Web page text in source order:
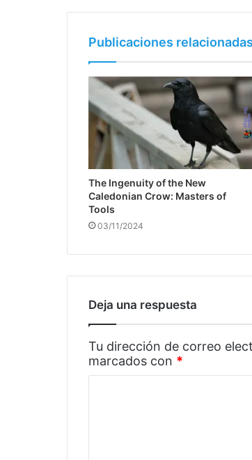
Publicaciones relacionadas
The Ingenuity of the New
Caledonian Crow: Masters of
Tools
03/11/2024
Deja una respuesta
Tu dirección de correo
marcados con *